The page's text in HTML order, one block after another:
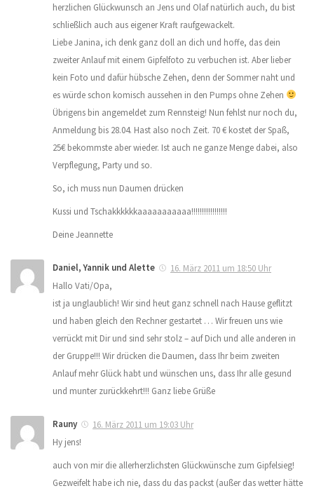
herzlichen Glückwunsch an Jens und Olaf natürlich auch, du bist
schließlich auch aus eigener Kraft raufgewackelt.
Liebe Janina, ich denk ganz doll an dich und hoffe, das dein
zweiter Anlauf mit einem Gipfelfoto zu verbuchen ist. Aber lieber
kein Foto und dafür hübsche Zehen, denn der Sommer naht und
es würde schon komisch aussehen in den Pumps ohne Zehen
Übrigens bin angemeldet zum Rennsteig! Nun fehlst nur noch du,
Anmeldung bis 28.04. Hast also noch Zeit. 70 € kostet der Spaß,
25€ bekommste aber wieder. Ist auch ne ganze Menge dabei, also
Verpflegung, Party und so.
So, ich muss nun Daumen drücken
Kussi und Tschakkkkkkaaaaaaaaaaa!!!!!!!!!!!!!!!!!
Deine Jeannette
Daniel, Yannik und Alette
16. März 2011 um 18:50 Uhr
Hallo Vati/Opa,
ist ja unglaublich! Wir sind heut ganz schnell nach Hause geflitzt
und haben gleich den Rechner gestartet … Wir freuen uns wie
verrückt mit Dir und sind sehr stolz – auf Dich und alle anderen in
der Gruppe!!! Wir drücken die Daumen, dass Ihr beim zweiten
Anlauf mehr Glück habt und wünschen uns, dass Ihr alle gesund
und munter zurückkehrt!!! Ganz liebe Grüße
Rauny
16. März 2011 um 19:03 Uhr
Hy jens!
auch von mir die allerherzlichsten Glückwünsche zum Gipfelsieg!
Gezweifelt habe ich nie, dass du das packst (außer das wetter hätte